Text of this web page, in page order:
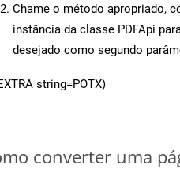
Chame o método apropriado,
instância da classe PDFApi
desejado como segundo
string=POTX)
converter uma